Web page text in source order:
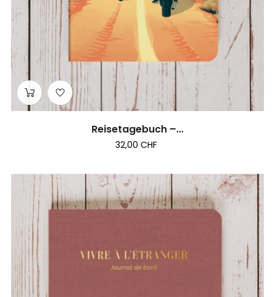
Reisetagebuch –...
32,00 CHF